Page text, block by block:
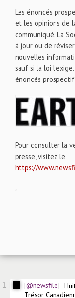
Les énoncés
et les opinions de
communiqué. La
à jour ou de
nouvelles
sauf si la loi
énoncés
Pour consulter la
presse, visitez le
https://
1 @newsfile
Trésor